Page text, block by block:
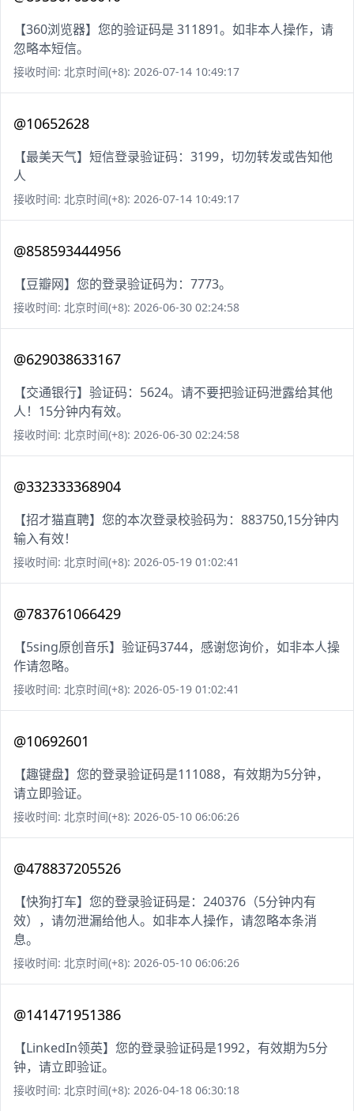
【360浏览器】您的验证码是 311891。如非本人操作，请
忽略本短信。
接收时间: 北京时间(+8): 2026-07-14 10:49:17
@10652628
【最美天气】短信登录验证码：3199，切勿转发或告知他
人
接收时间: 北京时间(+8): 2026-07-14 10:49:17
@858593444956
【豆瓣网】您的登录验证码为：7773。
接收时间: 北京时间(+8): 2026-06-30 02:24:58
@629038633167
【交通银行】验证码：5624。请不要把验证码泄露给其他
人！15分钟内有效。
接收时间: 北京时间(+8): 2026-06-30 02:24:58
@332333368904
【招才猫直聘】您的本次登录校验码为：883750,15分钟内
输入有效！
接收时间: 北京时间(+8): 2026-05-19 01:02:41
@783761066429
【5sing原创音乐】验证码3744，感谢您询价，如非本人操
作请忽略。
接收时间: 北京时间(+8): 2026-05-19 01:02:41
@10692601
【趣键盘】您的登录验证码是111088，有效期为5分钟，
请立即验证。
接收时间: 北京时间(+8): 2026-05-10 06:06:26
@478837205526
【快狗打车】您的登录验证码是：240376（5分钟内有
效），请勿泄漏给他人。如非本人操作，请忽略本条消
息。
接收时间: 北京时间(+8): 2026-05-10 06:06:26
@141471951386
【LinkedIn领英】您的登录验证码是1992，有效期为5分
钟，请立即验证。
接收时间: 北京时间(+8): 2026-04-18 06:30:18